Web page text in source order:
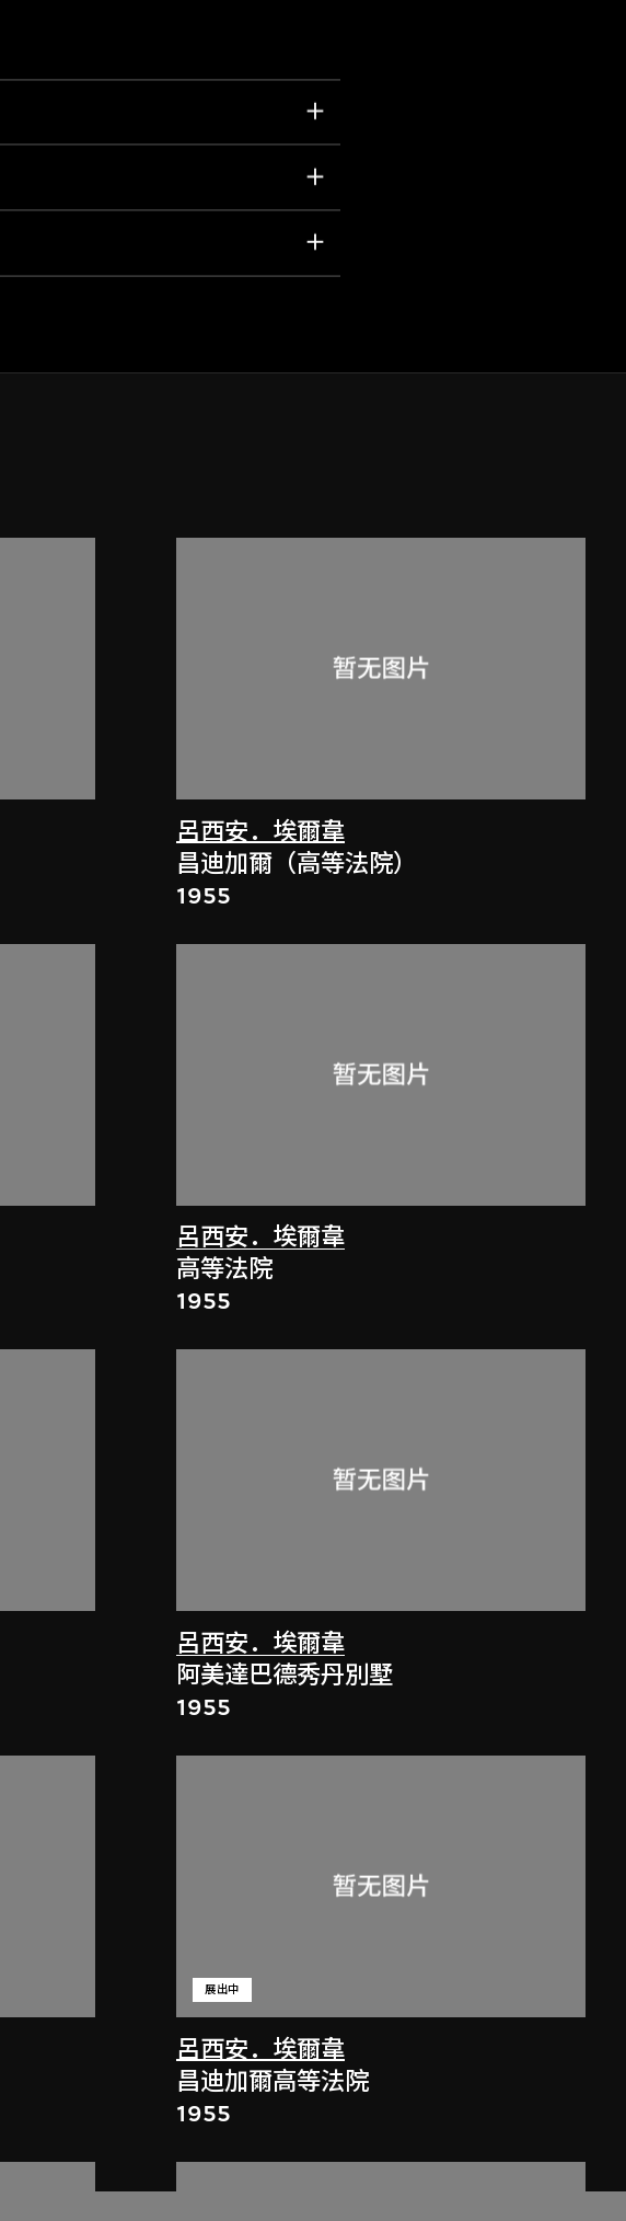
呂西安．埃爾韋
昌迪加爾（高等法院）
1955
呂西安．埃爾韋
高等法院
1955
呂西安．埃爾韋
阿美達巴德秀丹別墅
1955
呂西安．埃爾韋
展出中
昌迪加爾高等法院
1955